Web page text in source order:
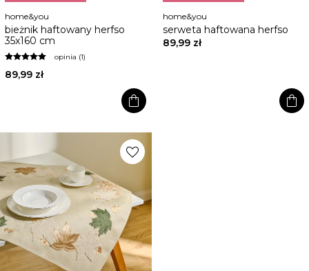
home&you
bieżnik haftowany herfso
35x160 cm
opinia (1)
89,99 zł
shopping_bag
home&you
serweta haftowana herfso
89,99 zł
shopping_bag
favorite